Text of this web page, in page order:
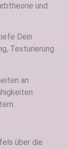
und
Dein
Texturierung
an
über die